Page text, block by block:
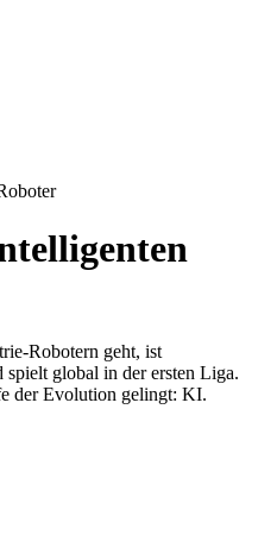
Robotern geht, ist
global in der ersten Liga.
der Evolution gelingt: KI.